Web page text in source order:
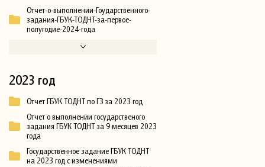
Отчет-о-выполнении-Гоударственного-
задания-ГБУК-ТОДНТ-за-первое-
полугодие-2024-года
2023 год
Отчет ГБУК ТОДНТ по ГЗ за 2023 год
Отчет о выполнении государственого
задания ГБУК ТОДНТ за 9 месяцев 2023
года
Государственное задание ГБУК ТОДНТ
на 2023 год с изменениями